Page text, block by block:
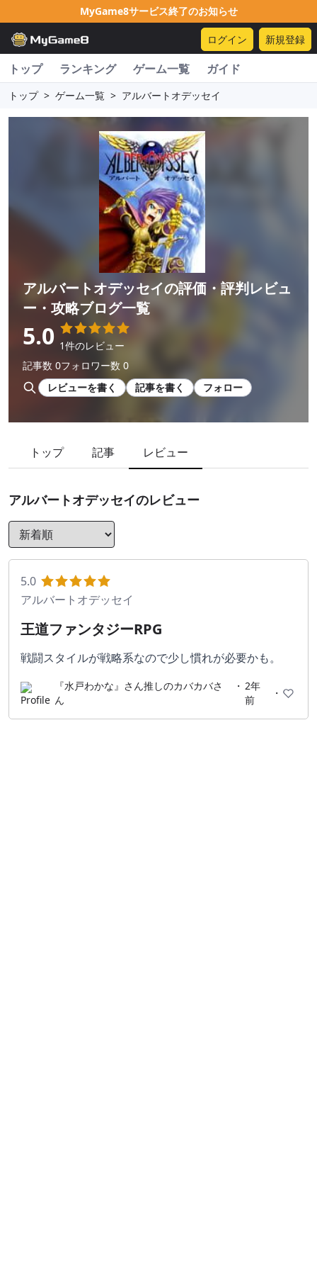
MyGame8サービス終了のお知らせ
ログイン 新規登録
トップ ランキング ゲーム一覧 ガイド
トップ > ゲーム一覧 > アルバートオデッセイ
アルバートオデッセイの評価・評判レビュ
ー・攻略ブログ一覧
5.0 1件のレビュー
記事数 0フォロワー数 0
レビューを書く
記事を書く フォロー
トップ 記事 レビュー
アルバートオデッセイのレビュー
5.0
アルバートオデッセイ
王道ファンタジーRPG
戦闘スタイルが戦略系なので少し慣れが必要かも。
『水戸わかな』さん推しのカバカバさ
ん
・ 2年
前
・